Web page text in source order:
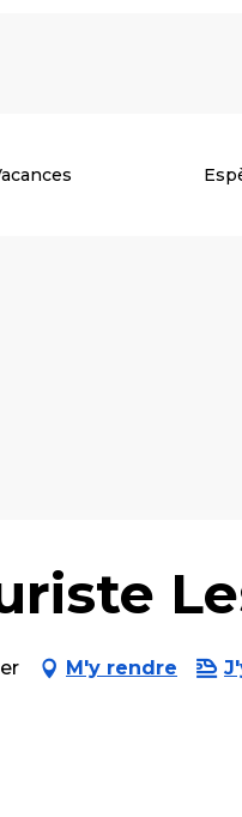
M'y rendre